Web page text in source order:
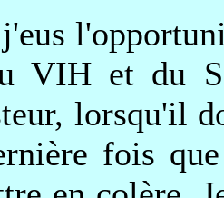
VIH et du
lorsqu'il
fois